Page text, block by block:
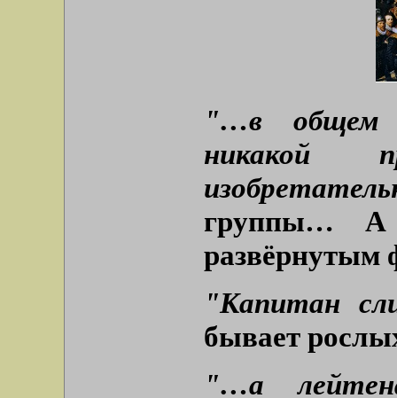
"…в общем
никакой
группы…
развёрнутым
"Капитан
бывает
"…а